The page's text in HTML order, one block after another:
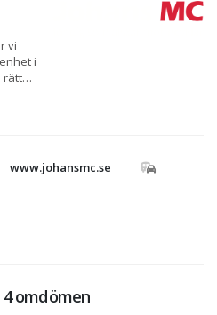
vi
i
rätt
MC-
www.johansmc.se
4 omdömen